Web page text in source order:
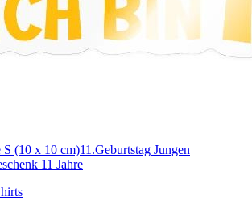
S (10 x 10 cm)11.Geburtstag Jungen
11 Jahre